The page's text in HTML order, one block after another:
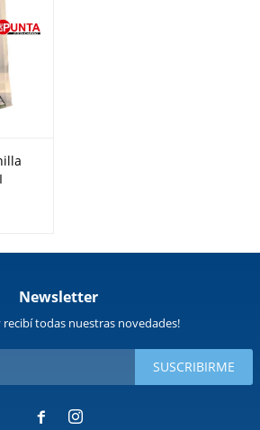
Newsletter
recibí todas nuestras novedades!
SUSCRIBIRME
 